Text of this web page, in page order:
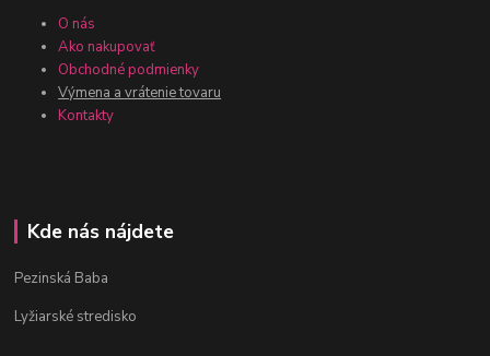
O nás
Ako nakupovať
Obchodné podmienky
Výmena a vrátenie tovaru
Kontakty
Kde nás nájdete
Pezinská Baba
Lyžiarské stredisko